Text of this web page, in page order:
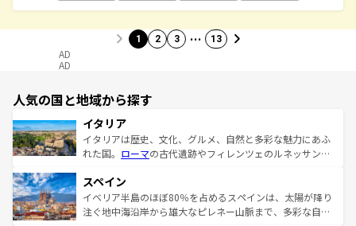
1 2 3 … 13
AD
AD
人気の国と地域から探す
イタリア
イタリアは歴史、文化、グルメ、自然と多彩な魅力にあふ
れた国。 ローマの古代遺跡やフィレンツェのルネッサンス
ろん、トスカーナの美しい田園風景やアマルフィ海岸の絶
景など、自然景観も見逃せない。観光の合間には、本場の
ピザやパスタなど、絶品のイタリア料理を堪能することも
スペイン
イベリア半島のほぼ80％を占めるスペインは、太陽が降り
注ぐ地中海沿岸から雄大なピレネー山脈まで、多彩な自然